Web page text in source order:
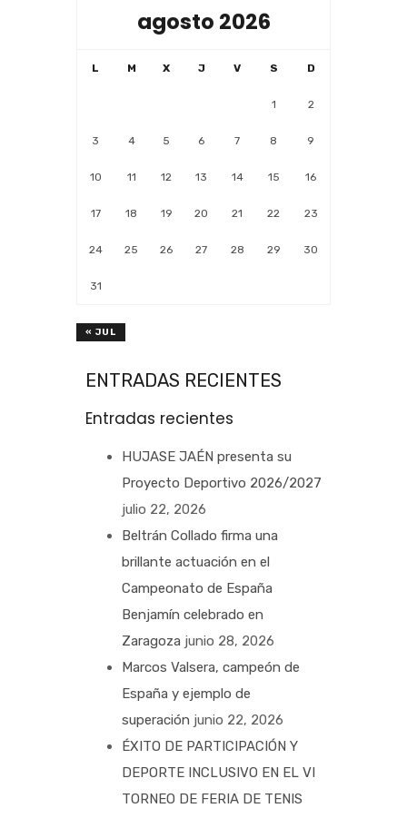
agosto 2026
L M X J V S D
1 2
3 4 5 6 7 8 9
10 11 12 13 14 15 16
17 18 19 20 21 22 23
24 25 26 27 28 29 30
31
« JUL
ENTRADAS RECIENTES
Entradas recientes
HUJASE JAÉN presenta su
Proyecto Deportivo 2026/2027
julio 22, 2026
Beltrán Collado firma una
brillante actuación en el
Campeonato de España
Benjamín celebrado en
Zaragoza junio 28, 2026
Marcos Valsera, campeón de
España y ejemplo de
superación junio 22, 2026
ÉXITO DE PARTICIPACIÓN Y
DEPORTE INCLUSIVO EN EL VI
TORNEO DE FERIA DE TENIS